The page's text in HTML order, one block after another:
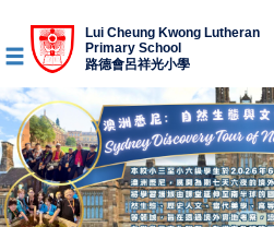
Lui Cheung Kwong Lutheran
Primary School
路德會呂祥光小學